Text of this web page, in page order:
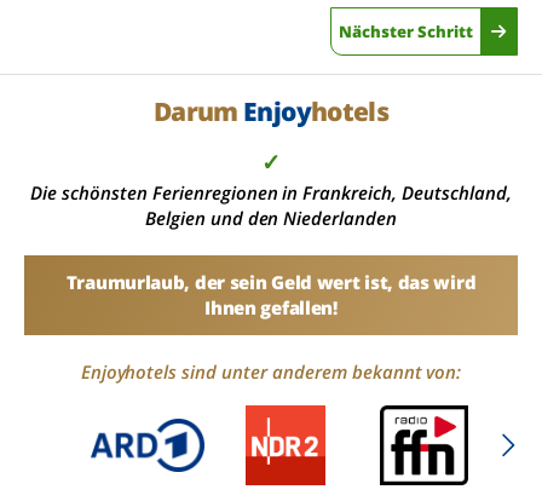
Nächster Schritt
Darum Enjoyhotels
✓
Die schönsten Ferienregionen in Frankreich, Deutschland,
Belgien und den Niederlanden
Traumurlaub, der sein Geld wert ist, das wird
Ihnen gefallen!
Enjoyhotels sind unter anderem bekannt von: